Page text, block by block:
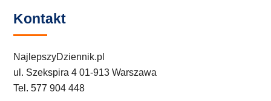
Kontakt
NajlepszyDziennik.pl
ul. Szekspira 4 01-913 Warszawa
Tel. 577 904 448